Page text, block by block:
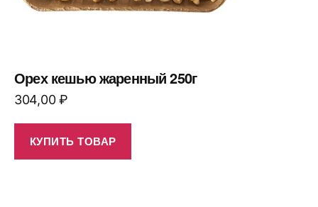
Орех кешью жаренный 250г
304,00₽
КУПИТЬ ТОВАР